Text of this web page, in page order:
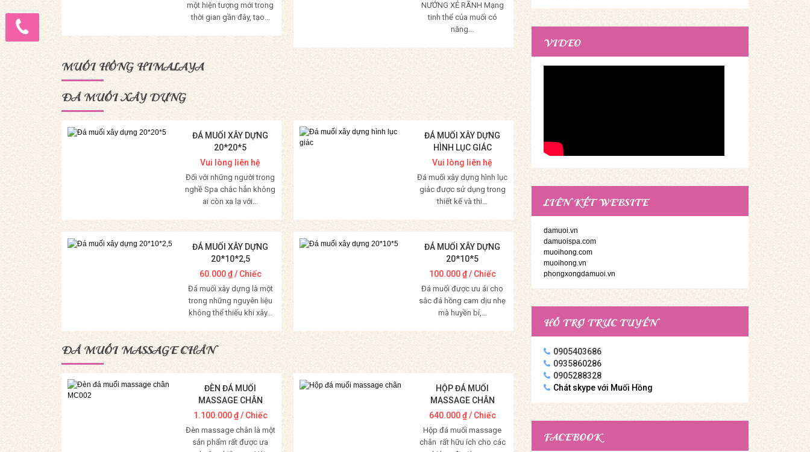
một hiện tượng mới trong
thời gian gần đây, tạo...
Mua Hàng
NƯỚNG XẺ RÃNH Mạng
tinh thể của muối có
năng...
Mua Hàng
MUỐI HỒNG HIMALAYA
ĐÁ MUỐI XÂY DỰNG
ĐÁ MUỐI XÂY DỰNG
20*20*5
Vui lòng liên hệ
Đối với những người trong
nghề Spa chắc hẳn không
ai còn xa lạ với...
Mua Hàng
ĐÁ MUỐI XÂY DỰNG
HÌNH LỤC GIÁC
Vui lòng liên hệ
Đá muối xây dựng hình lục
giác được sử dụng trong
thiết kế và thi...
Mua Hàng
ĐÁ MUỐI XÂY DỰNG
20*10*2,5
60.000₫/ Chiếc
Đá muối xây dựng là một
trong những nguyên liệu
không thể thiếu khi xây...
Mua Hàng
ĐÁ MUỐI XÂY DỰNG
20*10*5
100.000₫/ Chiếc
Đá muối được ưu ái cho
sắc đá hồng cam dịu nhẹ
mà huyền bí,...
Mua Hàng
ĐÁ MUỐI MASSAGE CHÂN
ĐÈN ĐÁ MUỐI
MASSAGE CHÂN
MC002
1.100.000₫/ Chiếc
Đèn massage chân là một
sản phẩm rất được ưa
HỘP ĐÁ MUỐI
MASSAGE CHÂN
640.000₫/ Chiếc
Hộp đá muối massage
chân rất hữu ích cho các
VIDEO
LIÊN KẾT WEBSITE
damuoi.vn
damuoispa.com
muoihong.com
muoihong.vn
phongxongdamuoi.vn
HỖ TRỢ TRỰC TUYẾN
0905403686
0935860286
0905288328
Chát skype với Muối Hồng
FACEBOOK